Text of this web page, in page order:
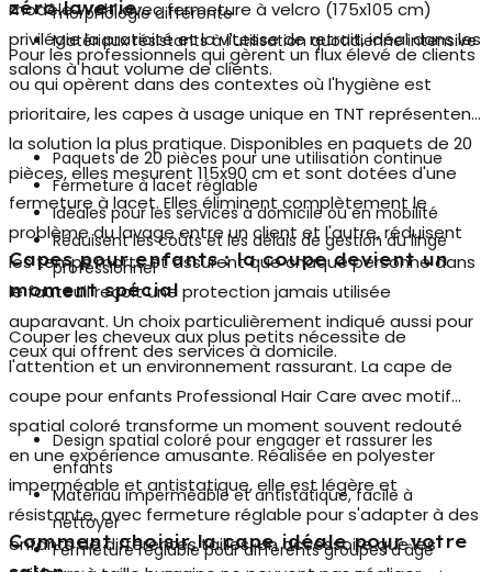
modèle Wahl avec fermeture à velcro (175x105 cm)
privilégie la praticité et la vitesse de retrait, idéal dans les
salons à haut volume de clients.
morphologie différente
Matériaux résistants à l'utilisation quotidienne intensive
zéro laverie
Pour les professionnels qui gèrent un flux élevé de clients
ou qui opèrent dans des contextes où l'hygiène est
prioritaire, les capes à usage unique en TNT représentent
la solution la plus pratique. Disponibles en paquets de 20
pièces, elles mesurent 115x90 cm et sont dotées d'une
fermeture à lacet. Elles éliminent complètement le
problème du lavage entre un client et l'autre, réduisent
les temps morts et assurent que chaque personne dans
le fauteuil reçoit une protection jamais utilisée
auparavant. Un choix particulièrement indiqué aussi pour
ceux qui offrent des services à domicile.
Paquets de 20 pièces pour une utilisation continue
Fermeture à lacet réglable
Idéales pour les services à domicile ou en mobilité
Réduisent les coûts et les délais de gestion du linge
professionnel
Capes pour enfants : la coupe devient un
moment spécial
Couper les cheveux aux plus petits nécessite de
l'attention et un environnement rassurant. La cape de
coupe pour enfants Professional Hair Care avec motif
spatial coloré transforme un moment souvent redouté
en une expérience amusante. Réalisée en polyester
imperméable et antistatique, elle est légère et
résistante, avec fermeture réglable pour s'adapter à des
enfants de différentes tailles. Un accessoire que les
Design spatial coloré pour engager et rassurer les
enfants
Matériau imperméable et antistatique, facile à
nettoyer
Fermeture réglable pour différents groupes d'âge
Comment choisir la cape idéale pour votre